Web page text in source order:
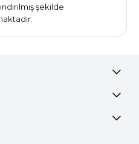
şekilde